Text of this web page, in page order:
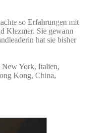
so Erfahrungen mit
Klezmer. Sie gewann
hat sie bisher
New York, Italien,
Kong, China,